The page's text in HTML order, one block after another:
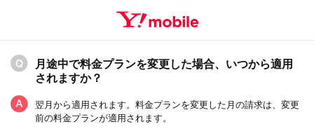
月途中で料金プランを変更した場合、いつから適用
されますか？
翌月から適用されます。料金プランを変更した月の請求は、変更
前の料金プランが適用されます。